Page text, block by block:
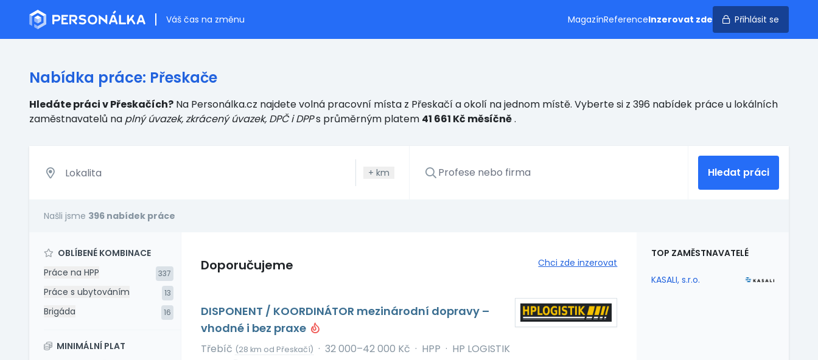
Váš čas na změnu MagazínReferenceInzerovat zde Přihlásit se
Nabídka práce: Přeskače
Hledáte práci v Přeskačích? Na Personálka.cz najdete volná pracovní místa z Přeskačí a okolí na jednom místě. Vyberte si z 396 nabídek práce u lokálních
zaměstnavatelů na plný úvazek, zkrácený úvazek, DPČ i DPPs průměrným platem 41 661 Kč měsíčně.
+ km Hledat práci
Našli jsme 396 nabídek práce
OBLÍBENÉ KOMBINACE
Práce na HPP
337
Práce s ubytováním 13
Brigáda 16
MINIMÁLNÍ PLAT
Doporučujeme Chci zde inzerovat
DISPONENT / KOORDINÁTOR mezinárodní dopravy –
vhodné i bez praxe
Třebíč (28 km od Přeskačí) · 32 000–42 000 Kč · HPP · HP LOGISTIK
TOP ZAMĚSTNAVATELÉ
KASALI, s.r.o.